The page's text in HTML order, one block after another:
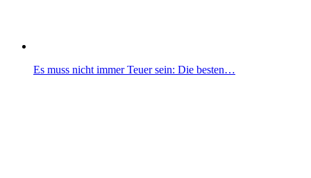
Es muss nicht immer Teuer sein: Die besten…